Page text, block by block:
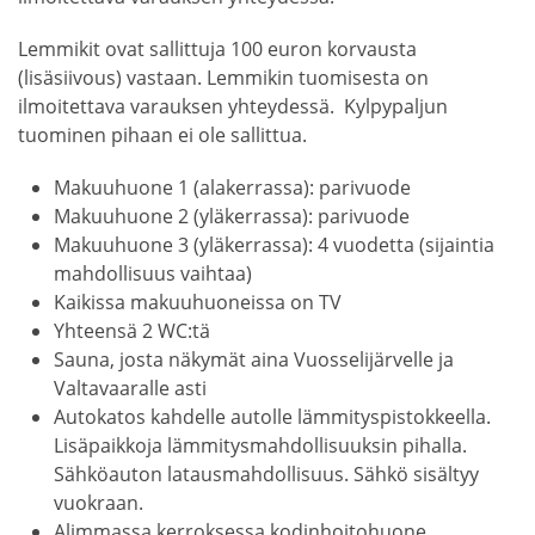
Lemmikit ovat sallittuja 100 euron korvausta
(lisäsiivous) vastaan. Lemmikin tuomisesta on
ilmoitettava varauksen yhteydessä. Kylpypaljun
tuominen pihaan ei ole sallittua.
Makuuhuone 1 (alakerrassa): parivuode
Makuuhuone 2 (yläkerrassa): parivuode
Makuuhuone 3 (yläkerrassa): 4 vuodetta (sijaintia
mahdollisuus vaihtaa)
Kaikissa makuuhuoneissa on TV
Yhteensä 2 WC:tä
Sauna, josta näkymät aina Vuosselijärvelle ja
Valtavaaralle asti
Autokatos kahdelle autolle lämmityspistokkeella.
Lisäpaikkoja lämmitysmahdollisuuksin pihalla.
Sähköauton latausmahdollisuus. Sähkö sisältyy
vuokraan.